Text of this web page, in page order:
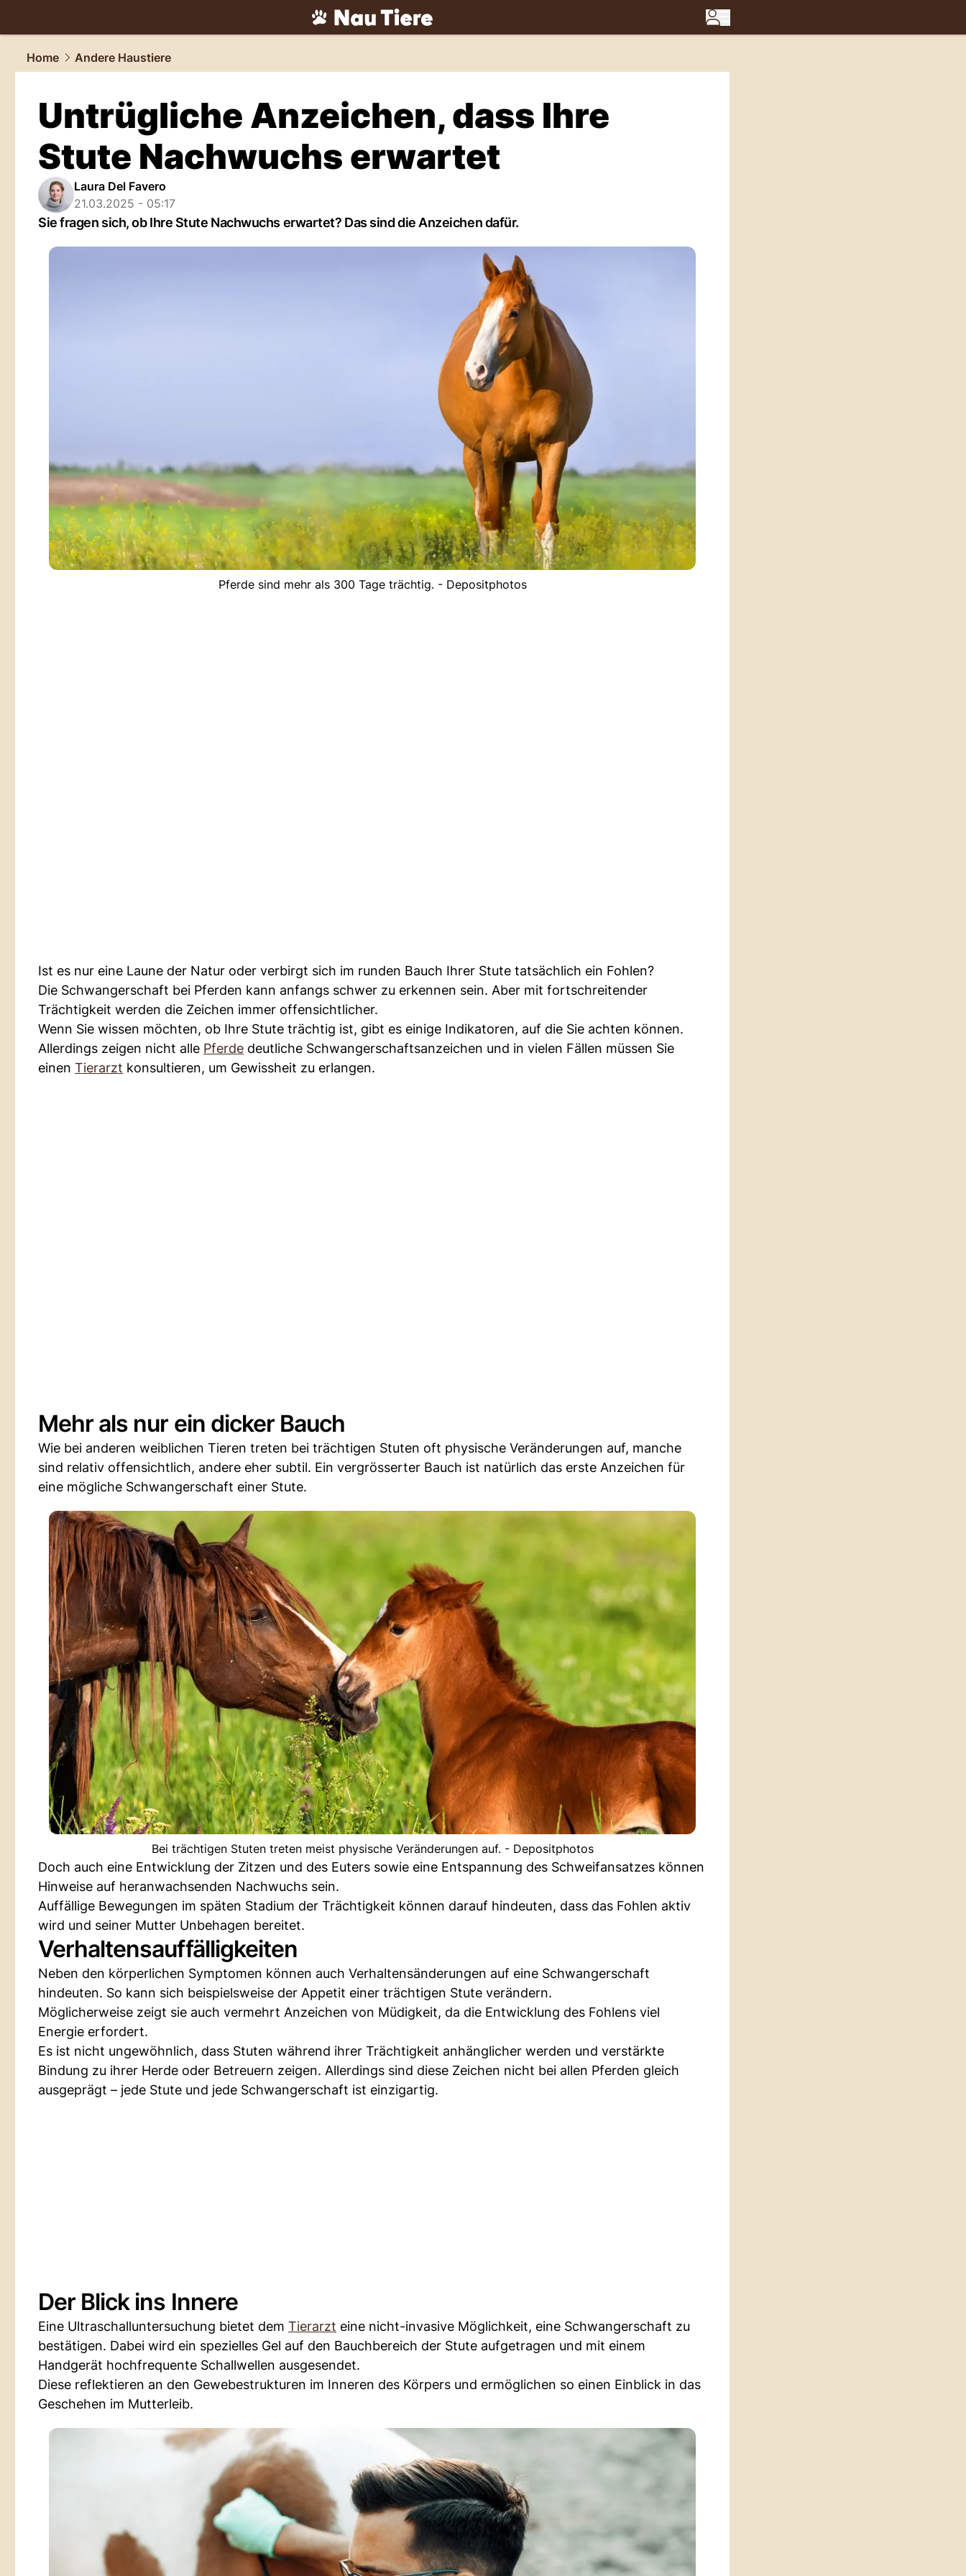
tiere.NAU.ch
Home
Andere Haustiere
Untrügliche Anzeichen, dass Ihre
Stute Nachwuchs erwartet
Laura Del Favero
21.03.2025 - 05:17
Sie fragen sich, ob Ihre Stute Nachwuchs erwartet? Das sind die Anzeichen dafür.
Pferde sind mehr als 300 Tage trächtig. - Depositphotos
Ist es nur eine Laune der Natur oder verbirgt sich im runden Bauch Ihrer Stute tatsächlich ein Fohlen?
Die Schwangerschaft bei Pferden kann anfangs schwer zu erkennen sein. Aber mit fortschreitender
Trächtigkeit werden die Zeichen immer offensichtlicher.
Wenn Sie wissen möchten, ob Ihre Stute trächtig ist, gibt es einige Indikatoren, auf die Sie achten können.
Allerdings zeigen nicht alle Pferde deutliche Schwangerschaftsanzeichen und in vielen Fällen müssen Sie
einen Tierarzt konsultieren, um Gewissheit zu erlangen.
Mehr als nur ein dicker Bauch
Wie bei anderen weiblichen Tieren treten bei trächtigen Stuten oft physische Veränderungen auf, manche
sind relativ offensichtlich, andere eher subtil. Ein vergrösserter Bauch ist natürlich das erste Anzeichen für
eine mögliche Schwangerschaft einer Stute.
Bei trächtigen Stuten treten meist physische Veränderungen auf. - Depositphotos
Doch auch eine Entwicklung der Zitzen und des Euters sowie eine Entspannung des Schweifansatzes können
Hinweise auf heranwachsenden Nachwuchs sein.
Auffällige Bewegungen im späten Stadium der Trächtigkeit können darauf hindeuten, dass das Fohlen aktiv
wird und seiner Mutter Unbehagen bereitet.
Verhaltensauffälligkeiten
Neben den körperlichen Symptomen können auch Verhaltensänderungen auf eine Schwangerschaft
hindeuten. So kann sich beispielsweise der Appetit einer trächtigen Stute verändern.
Möglicherweise zeigt sie auch vermehrt Anzeichen von Müdigkeit, da die Entwicklung des Fohlens viel
Energie erfordert.
Es ist nicht ungewöhnlich, dass Stuten während ihrer Trächtigkeit anhänglicher werden und verstärkte
Bindung zu ihrer Herde oder Betreuern zeigen. Allerdings sind diese Zeichen nicht bei allen Pferden gleich
ausgeprägt – jede Stute und jede Schwangerschaft ist einzigartig.
Der Blick ins Innere
Eine Ultraschalluntersuchung bietet dem Tierarzt eine nicht-invasive Möglichkeit, eine Schwangerschaft zu
bestätigen. Dabei wird ein spezielles Gel auf den Bauchbereich der Stute aufgetragen und mit einem
Handgerät hochfrequente Schallwellen ausgesendet.
Diese reflektieren an den Gewebestrukturen im Inneren des Körpers und ermöglichen so einen Einblick in das
Geschehen im Mutterleib.